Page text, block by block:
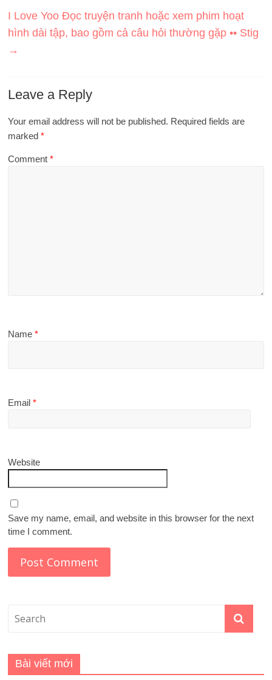
I Love Yoo Đọc truyện tranh hoặc xem phim hoạt
hình dài tập, bao gồm cả câu hỏi thường gặp •• Stig
→
Leave a Reply
Your email address will not be published. Required fields are
marked*
Comment*
Name*
Email*
Website
Save my name, email, and website in this browser for the next
time I comment.
Bài viết mới